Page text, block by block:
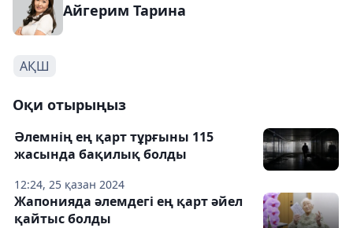
Айгерим Тарина
АҚШ
Оқи отырыңыз
12:24, 25 қазан 2024
Әлемнің ең қарт тұрғыны 115
жасында бақилық болды
Жапонияда әлемдегі ең қарт әйел
қайтыс болды